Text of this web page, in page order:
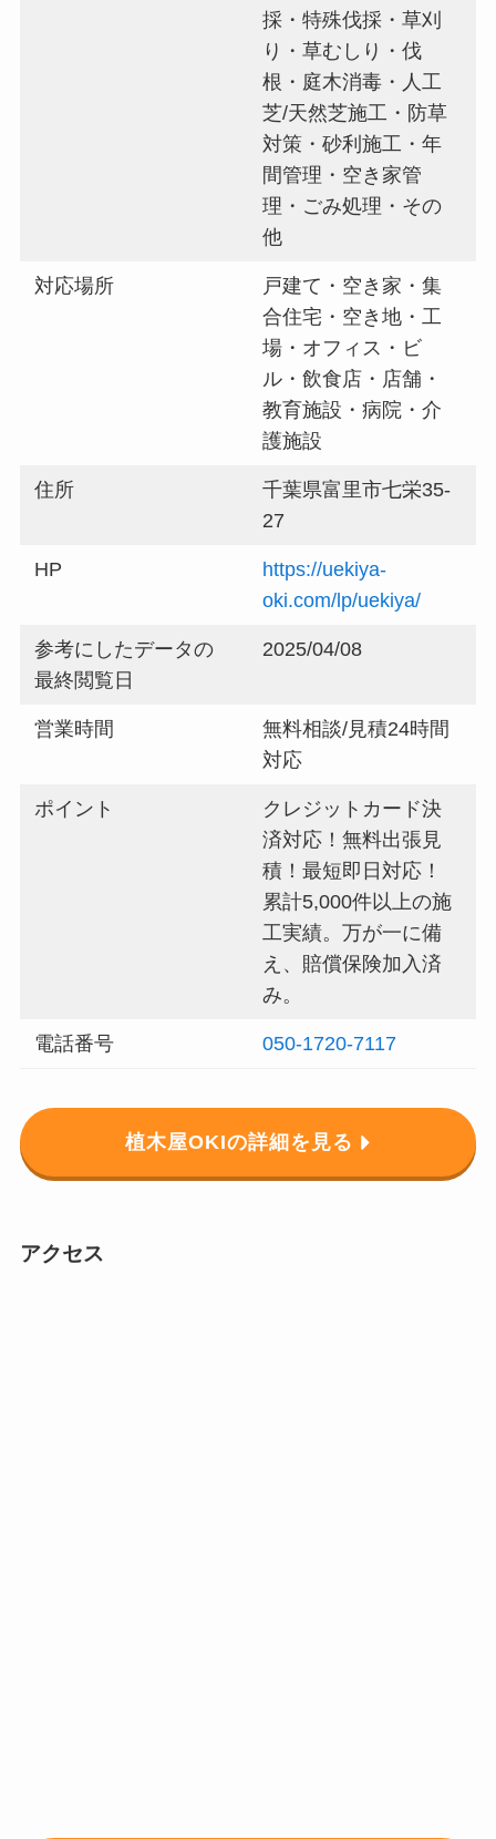
採・特殊伐採・草刈
り・草むしり・伐
根・庭木消毒・人工
芝/天然芝施工・防草
対策・砂利施工・年
間管理・空き家管
理・ごみ処理・その
他
対応場所
戸建て・空き家・集
合住宅・空き地・工
場・オフィス・ビ
ル・飲食店・店舗・
教育施設・病院・介
護施設
住所
千葉県富里市七栄35-
27
HP
https://uekiya-
oki.com/lp/uekiya/
参考にしたデータの
最終閲覧日
2025/04/08
営業時間
無料相談/見積24時間
対応
ポイント
クレジットカード決
済対応！無料出張見
積！最短即日対応！
累計5,000件以上の施
工実績。万が一に備
え、賠償保険加入済
み。
電話番号 050-1720-7117
植木屋OKIの詳細を見る
アクセス